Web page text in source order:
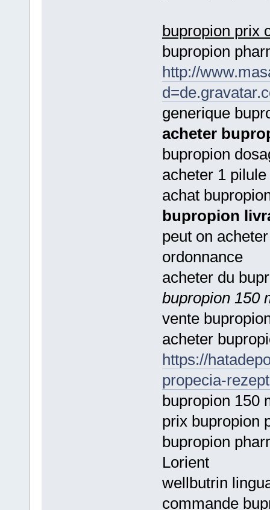
bupropion prix
bupropion
http://
generique
acheter
bupropion
acheter 1
achat
bupropion
peut on
ordonnance
acheter du
bupropion 150
vente
acheter
https://
propecia-
bupropion 150
prix bupropion
bupropion
Lorient
wellbutrin
commande